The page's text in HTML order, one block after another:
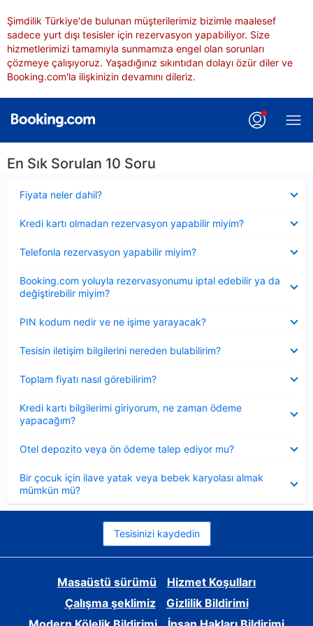
Şimdilik Türkiye'de bulunan müşterilerimiz bizimle maalesef
sadece yurt dışı tesisler için rezervasyon yapabiliyor. Size
hizmetlerimizi tamamıyla sunmamıza engel olan sorunları
çözmeye çalışıyoruz. Yaşadığınız sıkıntıdan dolayı özür diler ve
Booking.com'la ilişkinizin devamını dileriz.
En Sık Sorulan 10 Soru
Fiyata neler dahil?
Kredi kartı olmadan rezervasyon yapabilir miyim?
Telefonla rezervasyon yapabilir miyim?
Booking.com yoluyla rezervasyonumu iptal edebilir ya da
değiştirebilir miyim?
PIN kodum nedir ve ne işime yarayacak?
Tesisin iletişim bilgilerini nereden bulabilirim?
Toplam fiyatı nasıl görebilirim?
Kredi kartı bilgilerimi giriyorum, ne zaman ödeme
yapacağım?
Otel depozito veya ön ödeme talep ediyor mu?
Bir çocuk için ilave yatak veya bebek karyolası almak
mümkün mü?
Tesisinizi kaydedin
Masaüstü sürümü
Hizmet Koşulları
Çalışma şeklimiz
Gizlilik Bildirimi